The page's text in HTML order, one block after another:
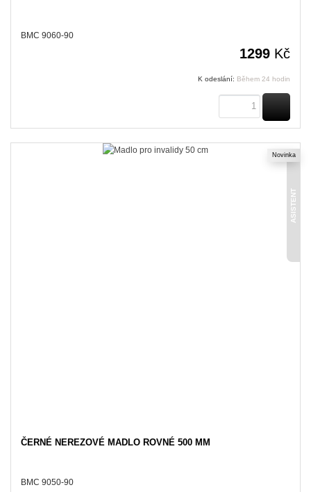
BMC 9060-90
1299 Kč
K odeslání: Během 24 hodin
ASISTENT
Novinka
ČERNÉ NEREZOVÉ MADLO ROVNÉ 500 MM
BMC 9050-90